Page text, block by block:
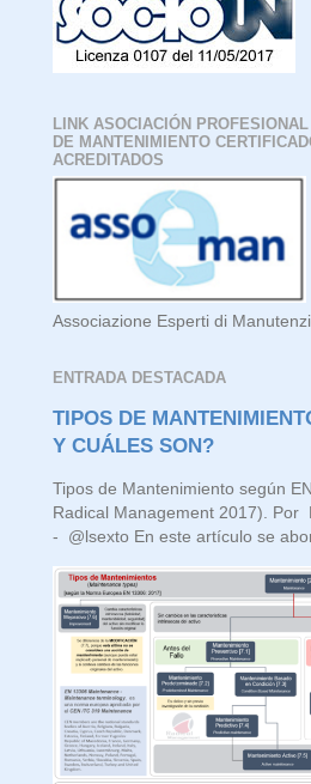
LINK ASOCIACIÓN
DE MANTENIMIENTO
ACREDITADOS
Associazione Esperti di
ENTRADA DESTACADA
TIPOS DE
Y CUÁLES SON?
Tipos de Mantenimiento según
Radical Management 2017). Por
- @lsexto En este artículo se